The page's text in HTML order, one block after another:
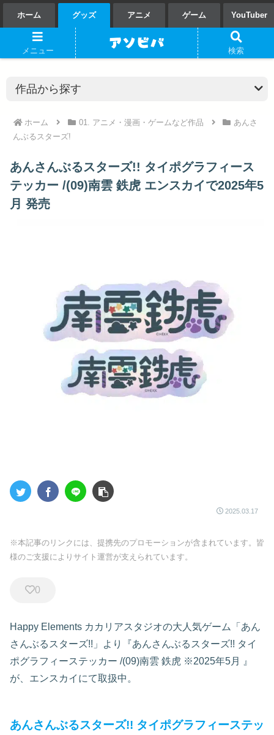
ホーム グッズ アニメ ゲーム YouTuber
ホーム 01. アニメ・漫画・ゲームなど作品
あんさ
んぶるスターズ!
あんさんぶるスターズ!! タイポグラフィース
テッカー /(09)南雲 鉄虎 エンスカイで2025年5
月 発売
2025.03.17
※本記事のリンクには、提携先のプロモーションが含まれています。皆
様のご支援によりサイト運営が支えられています。
0
Happy Elements カカリアスタジオの大人気ゲーム「あん
さんぶるスターズ!!」より『あんさんぶるスターズ!! タイ
ポグラフィーステッカー /(09)南雲 鉄虎 ※2025年5月
』
が、エンスカイにて取扱中。
あんさんぶるスターズ!! タイポグラフィーステッ
メニュー 検索